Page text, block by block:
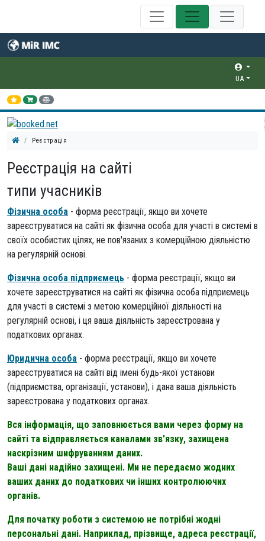
UA
Реєстрація
Реєстрація на сайті
типи учасників
Фізична особа - форма реєстрації, якщо ви хочете
зареєструватися на сайті як фізична особа для участі в системі в
своїх особистих цілях, не пов'язаних з комерційною діяльністю
на регулярній основі.
Фізична особа підприємець - форма реєстрації, якщо ви
хочете зареєструватися на сайті як фізична особа підприємець
для участі в системі з метою комерційної діяльності на
регулярній основі, і ця ваша діяльність зареєстрована у
податкових органах.
Юридична особа - форма реєстрації, якщо ви хочете
зареєструватися на сайті від імені будь-якої установи
(підприємства, організації, установи), і дана ваша діяльність
зареєстрована у податкових органах.
Вся інформація, що заповнюється вами через форму на
сайті та відправляється каналами зв'язку, захищена
наскрізним шифруванням даних.
Ваші дані надійно захищені. Ми не передаємо жодних
ваших даних до податкових чи інших контролюючих
органів.
Для початку роботи з системою не потрібні жодні
персональні дані. Наприклад, прізвище, адреса реєстрації,